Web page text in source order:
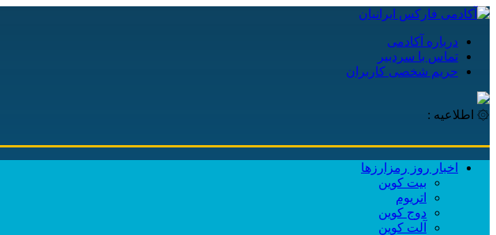
درباره آکادمی
تماس با سردبیر
حریم شخصی کاربران
۞ اطلاعیه :
اخبار روز رمزارزها
بیت کوین
اتریوم
دوج کوین
آلت کوین